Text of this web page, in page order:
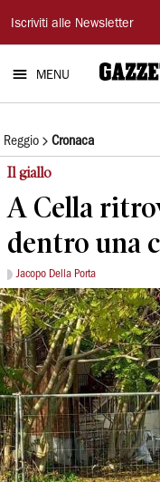
Gazzetta
di
Reggio
Iscriviti alle Newsletter
MENU
Reggio Cronaca
Il giallo
A Cella
dentro una
Jacopo Della Porta